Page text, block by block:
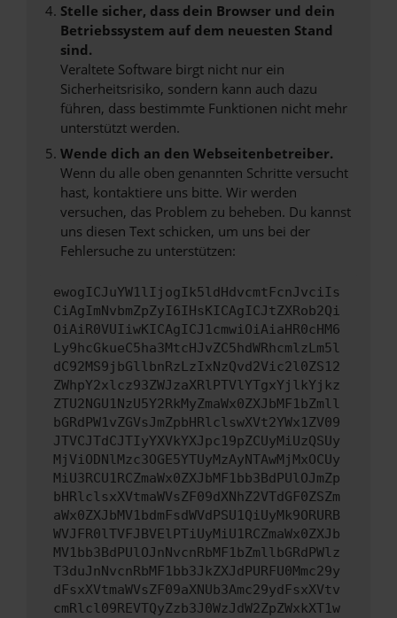
Stelle sicher, dass dein Browser und dein
Betriebssystem auf dem neuesten Stand
sind.
Veraltete Software birgt nicht nur ein
Sicherheitsrisiko, sondern kann auch dazu
führen, dass bestimmte Funktionen nicht mehr
unterstützt werden.
Wende dich an den Webseitenbetreiber.
Wenn du alle oben genannten Schritte versucht
hast, kontaktiere uns bitte. Wir werden
versuchen, das Problem zu beheben. Du kannst
uns diesen Text schicken, um uns bei der
Fehlersuche zu unterstützen:
ewogICJuYW1lIjogIk5ldHdvcmtFcnJvciIs
CiAgImNvbmZpZyI6IHsKICAgICJtZXRob2Qi
OiAiR0VUIiwKICAgICJ1cmwiOiAiaHR0cHM6
Ly9hcGkueC5ha3MtcHJvZC5hdWRhcmlzLm5l
dC92MS9jbGllbnRzLzIxNzQvd2Vic2l0ZS12
ZWhpY2xlcz93ZWJzaXRlPTVlYTgxYjlkYjkz
ZTU2NGU1NzU5Y2RkMyZmaWx0ZXJbMF1bZmll
bGRdPW1vZGVsJmZpbHRlclswXVt2YWx1ZV09
JTVCJTdCJTIyYXVkYXJpc19pZCUyMiUzQSUy
MjViODNlMzc3OGE5YTUyMzAyNTAwMjMxOCUy
MiU3RCU1RCZmaWx0ZXJbMF1bb3BdPUlOJmZp
bHRlclsxXVtmaWVsZF09dXNhZ2VTdGF0ZSZm
aWx0ZXJbMV1bdmFsdWVdPSU1QiUyMk9ORURB
WVJFR0lTVFJBVElPTiUyMiU1RCZmaWx0ZXJb
MV1bb3BdPUlOJnNvcnRbMF1bZmllbGRdPWlz
T3duJnNvcnRbMF1bb3JkZXJdPURFU0Mmc29y
dFsxXVtmaWVsZF09aXNUb3Amc29ydFsxXVtv
cmRlcl09REVTQyZzb3J0WzJdW2ZpZWxkXT1w